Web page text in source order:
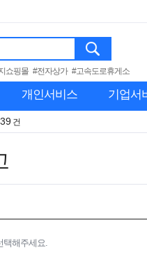
쇼핑몰 #전자상가 #고속도로휴게소
개인서비스 기업서
건
택해주세요.